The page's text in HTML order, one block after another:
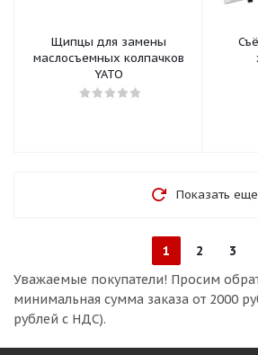
Щипцы для замены
маслосъемных колпачков
YATO
Показать еще
1 2
3
Уважаемые покупатели! Просим
минимальная сумма заказа от 2000
рублей с НДС).